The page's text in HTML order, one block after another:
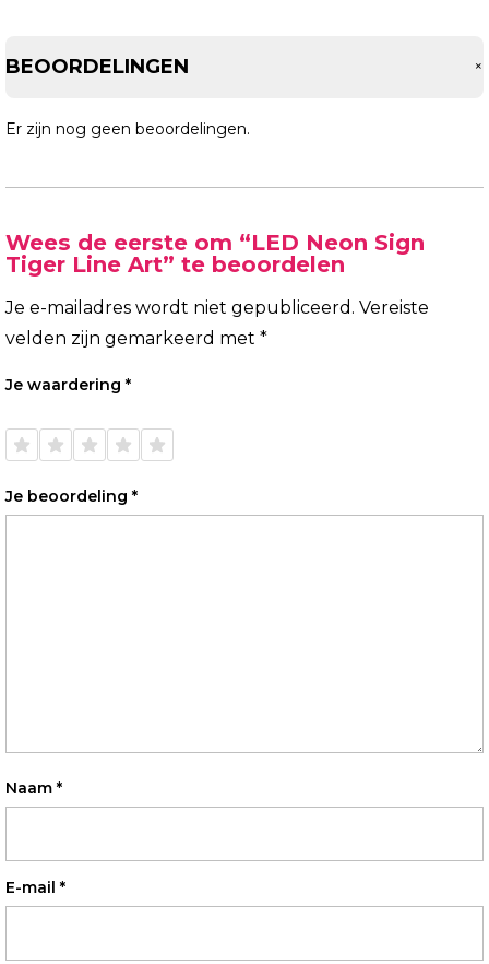
BEOORDELINGEN +
Er zijn nog geen beoordelingen.
Wees de eerste om “LED Neon Sign
Tiger Line Art” te beoordelen
Je e-mailadres wordt niet gepubliceerd. Vereiste
velden zijn gemarkeerd met *
Je waardering *
de 5
de 5
de 5
de 5
de 5
Je beoordeling *
Naam *
E-mail *